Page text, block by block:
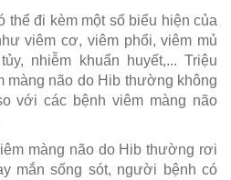
thể đi kèm một số biểu hiện của
viêm cơ, viêm phổi, viêm mủ
nhiễm khuẩn huyết,... Triệu
màng não do Hib thường không
với các bệnh viêm màng não
màng não do Hib thường rơi
mắn sống sót, người bệnh có